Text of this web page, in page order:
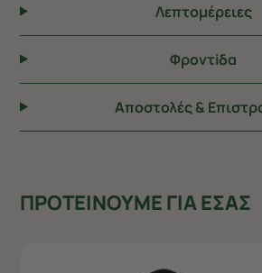
Λεπτομέρειες
Φροντiδα
Αποστολές &
ΠΡΟΤΕΙΝΟΥΜΕ ΓΙΑ ΕΣΑΣ